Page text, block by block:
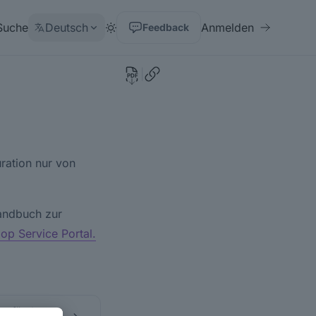
Deutsch Feedback Anmelden
nur von
zur
Service Portal.
für den
PDF